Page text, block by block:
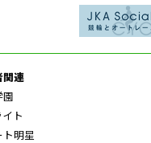
関連
園
ト
ト明星